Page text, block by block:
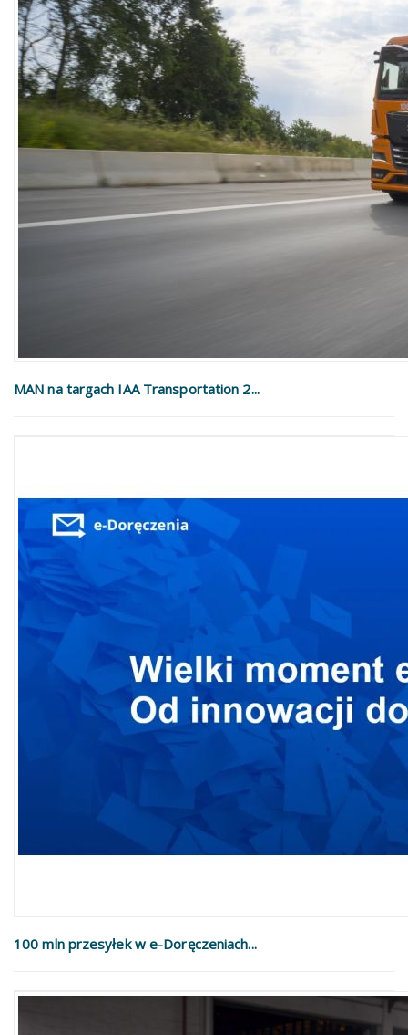
MAN na targach IAA Transportation 2...
100 mln przesyłek w e-Doręczeniach...